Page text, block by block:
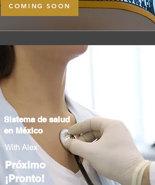
COMING SOON
Sistema de salud
en México
With Alex
Próximo
¡Pronto!